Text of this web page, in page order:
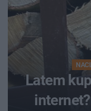
Latem